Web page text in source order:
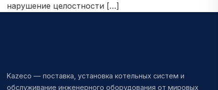
нарушение целостности […]
Kazeco — поставка, установка котельных систем и
обслуживание инженерного оборудования от мировых